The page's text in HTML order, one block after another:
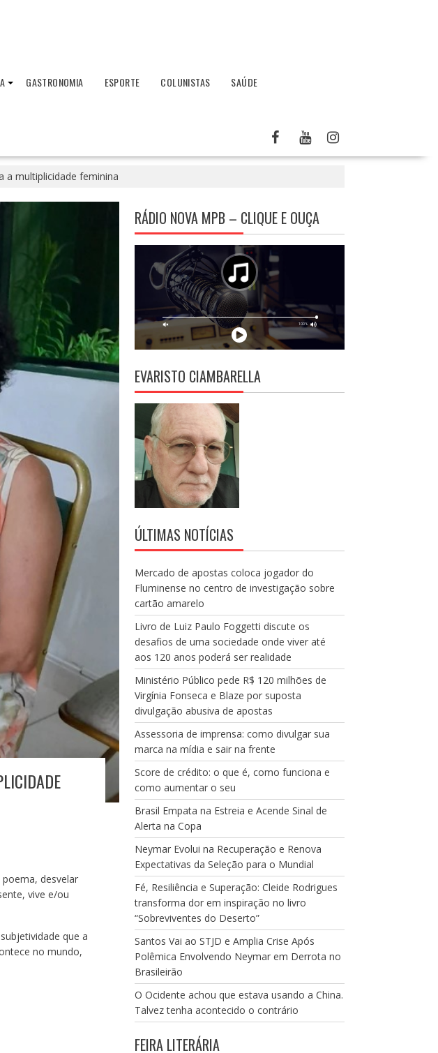
GASTRONOMIA ESPORTE COLUNISTAS
SAÚDE
a multiplicidade feminina
desvelar
vive e/ou
que a
no mundo,
RÁDIO NOVA MPB – CLIQUE E OUÇA
EVARISTO CIAMBARELLA
ÚLTIMAS NOTÍCIAS
Mercado de apostas coloca jogador do
Fluminense no centro de investigação sobre
cartão amarelo
Livro de Luiz Paulo Foggetti discute os
desafios de uma sociedade onde viver até
aos 120 anos poderá ser realidade
Ministério Público pede R$ 120 milhões de
Virgínia Fonseca e Blaze por suposta
divulgação abusiva de apostas
Assessoria de imprensa: como divulgar sua
marca na mídia e sair na frente
Score de crédito: o que é, como funciona e
como aumentar o seu
Brasil Empata na Estreia e Acende Sinal de
Alerta na Copa
Neymar Evolui na Recuperação e Renova
Expectativas da Seleção para o Mundial
Fé, Resiliência e Superação: Cleide Rodrigues
transforma dor em inspiração no livro
“Sobreviventes do Deserto”
Santos Vai ao STJD e Amplia Crise Após
Polêmica Envolvendo Neymar em Derrota no
Brasileirão
O Ocidente achou que estava usando a China.
Talvez tenha acontecido o contrário
FEIRA LITERÁRIA